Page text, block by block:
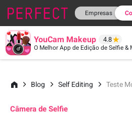
Empresas
YouCam Makeup 4.8
O Melhor App de Edição de Selfie &
Blog Self Editing Teste
Câmera de Selfie